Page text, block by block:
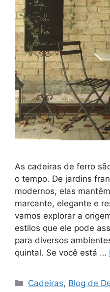
As cadeiras de ferro
o tempo. De jardins
modernos, elas
marcante, elegante e
vamos explorar a
estilos que ele pode
para diversos
quintal. Se você está …
Categorias
Cadeiras, Blog de